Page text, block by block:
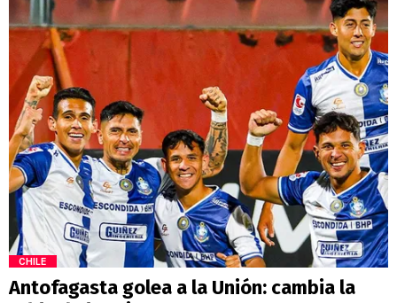
CHILE
Antofagasta golea a la Unión: cambia la